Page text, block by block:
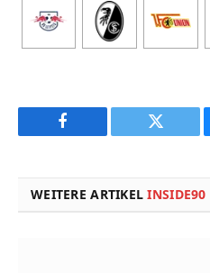
Facebook Twitter
WEITERE ARTIKELINSIDE90